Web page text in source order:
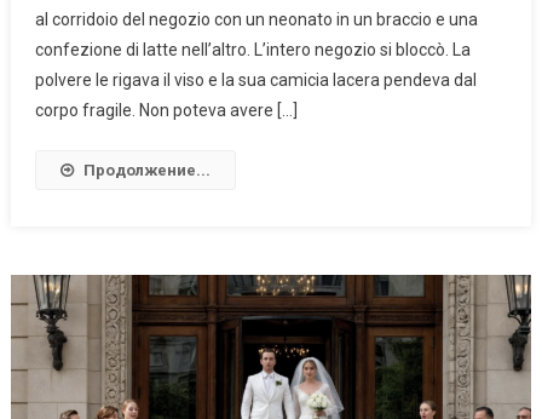
al corridoio del negozio con un neonato in un braccio e una
confezione di latte nell’altro. L’intero negozio si bloccò. La
polvere le rigava il viso e la sua camicia lacera pendeva dal
corpo fragile. Non poteva avere […]
Продолжение...